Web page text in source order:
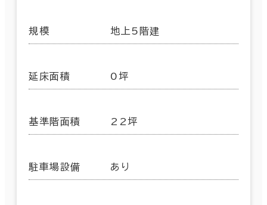
規模 地上5階建
延床面積 0坪
基準階面積 22坪
駐車場設備 あり